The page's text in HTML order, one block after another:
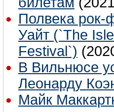
Полвека рок-
Уайт (`The
Festival`)
В Вильнюсе
Леонарду
Майк